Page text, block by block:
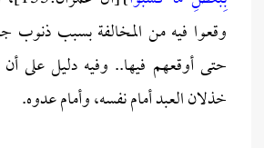
وقعوا فيه من المخالفة بسبب ذنوب
حتى أوقعهم فيها.. وفيه دليل على أن
خذلان العبد أمام نفسه، وأمام عدوه.